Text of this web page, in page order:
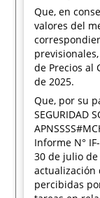
Que, en
valores del
de Precios al
de 2025.
Que, por su
SEGURIDAD
Informe N°
30 de julio
actualización
percibidas